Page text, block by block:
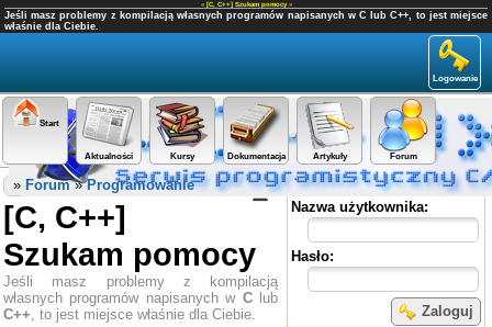
« [C, C++] Szukam pomocy»
Jeśli masz problemy z kompilacją własnych programów napisanych w C lub C++, to jest miejsce
właśnie dla Ciebie.
Logowanie
Start
Aktualności Kursy Dokumentacja Artykuły Forum
Panel użytkownika
Nazwa użytkownika:
Hasło:
Zaloguj
» Forum»Programowanie
[C, C++]
Szukam pomocy
Jeśli masz problemy z kompilacją
własnych programów napisanych w Club
C++, to jest miejsce właśnie dla Ciebie.